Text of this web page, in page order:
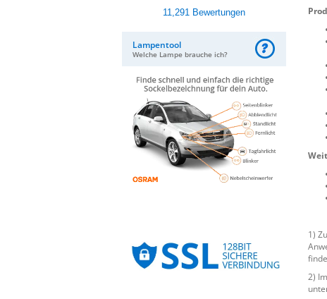
1)
2)
11,291 Bewertungen
Lampentool
Welche Lampe brauche ich?